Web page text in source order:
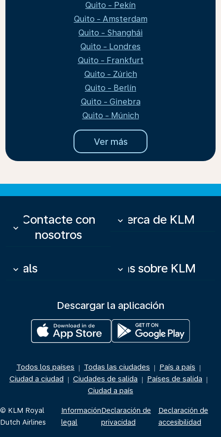
Quito - Pekín
Quito - Amsterdam
Quito - Shanghái
Quito - Londres
Quito - Frankfurt
Quito - Zúrich
Quito - Berlín
Quito - Ginebra
Quito - Múnich
Ver más
Contacte con
nosotros
keyboard_arrow_down
Acerca de KLM
keyboard_arrow_down
Deals
keyboard_arrow_down Más sobre KLM
keyboard_arrow_down
Descargar la aplicación
Todos los países | Todas las ciudades | País a país |
Ciudad a ciudad | Ciudades de salida | Países de salida |
Ciudad a país
© KLM Royal
Dutch Airlines
Información
legal
Declaración de
privacidad
Declaración de
accesibilidad